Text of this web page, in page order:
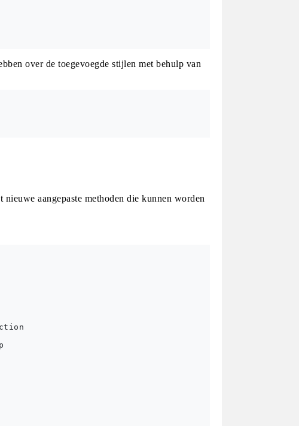
over de toegevoegde stijlen met behulp van
aangepaste methoden die kunnen worden